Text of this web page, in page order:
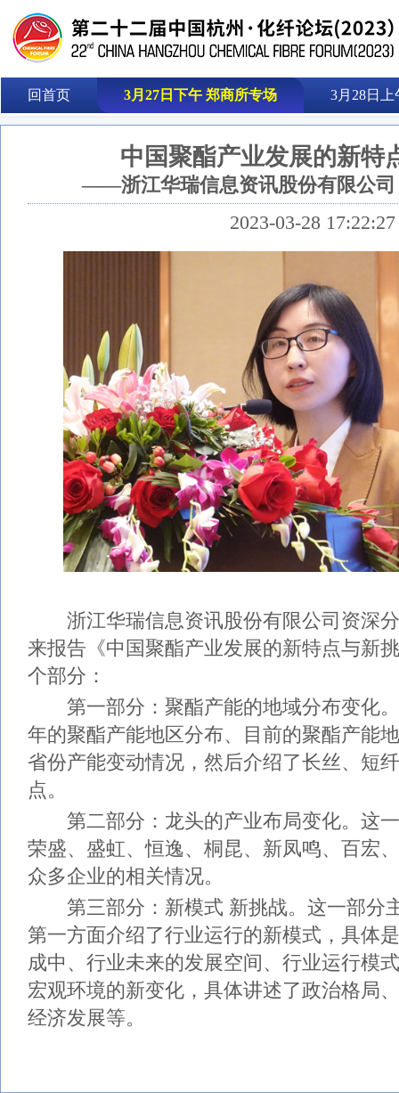
回首页 3月27日下午 郑商所专场 3月28日上
中国聚酯产业发展的新特
——浙江华瑞信息资讯股份有限公司
2023-03-28 17:22:27
浙江华瑞信息资讯股份有限公司资深分
来报告《中国聚酯产业发展的新特点与新
个部分：
第一部分：聚酯产能的地域分布变化。
年的聚酯产能地区分布、目前的聚酯产能
省份产能变动情况，然后介绍了长丝、短
点。
第二部分：龙头的产业布局变化。这一
荣盛、盛虹、恒逸、桐昆、新凤鸣、百宏
众多企业的相关情况。
第三部分：新模式 新挑战。这一部分
第一方面介绍了行业运行的新模式，具体
成中、行业未来的发展空间、行业运行模
宏观环境的新变化，具体讲述了政治格局
经济发展等。